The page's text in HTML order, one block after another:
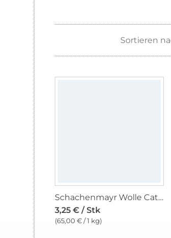
Schachenmayr Wolle Catania 50 g löwenzahn
3,25 € / Stk
(65,00 € / 1 kg)